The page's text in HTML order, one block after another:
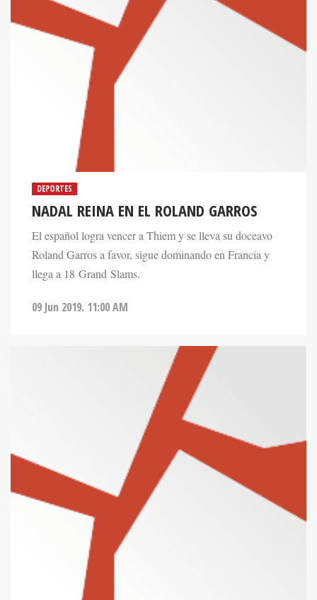
DEPORTES
NADAL REINA EN EL ROLAND GARROS
El español logra vencer a Thiem y se lleva su doceavo
Roland Garros a favor, sigue dominando en Francia y
llega a 18 Grand Slams.
09 Jun 2019. 11:00 AM